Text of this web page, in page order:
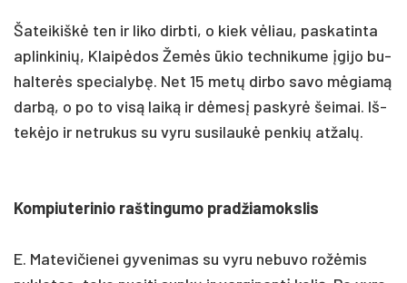
Ša­tei­kiškė ten ir li­ko dirb­ti, o kiek vėliau, pa­ska­tin­ta
ap­lin­ki­nių, Klaipė­dos Žemės ūkio tech­ni­ku­me įgi­jo bu­
hal­terės spe­cia­lybę. Net 15 metų dir­bo sa­vo mėgiamą
darbą, o po to visą laiką ir dėmesį pa­skyrė šei­mai. Iš­
tekė­jo ir ne­tru­kus su vy­ru su­si­laukė pen­kių at­žalų.
Kom­piu­te­ri­nio raš­tin­gu­mo pra­džia­moks­lis
E. Ma­te­vi­čie­nei gy­ve­ni­mas su vy­ru ne­bu­vo rožė­mis